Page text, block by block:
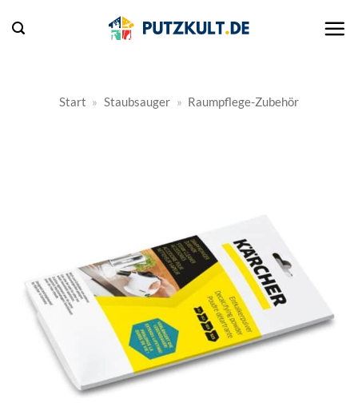
Inhalt
Start » Staubsauger » Raumpflege-Zubehör